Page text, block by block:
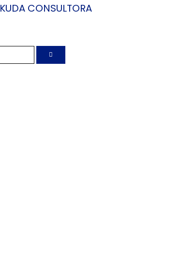
KUDA CONSULTORA